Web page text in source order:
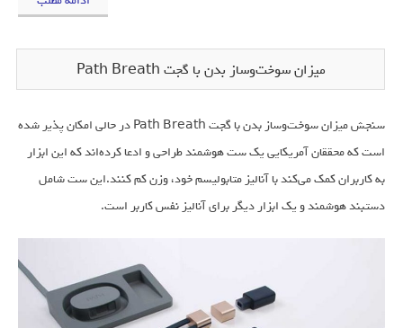
میزان سوخت‌وساز بدن‌ با گجت Path Breath
سنجش میزان سوخت‌وساز بدن‌ با گجت Path Breath در حالی امکان پذیر شده
است که محققان آمریکایی یک ست هوشمند طراحی و ادعا کرده‌اند که این ابزار
به کاربران کمک می‌کند با آنالیز متابولیسم خود، وزن کم کنند.این ست شامل
دستبند هوشمند و یک ابزار دیگر برای آنالیز نفس کاربر است.